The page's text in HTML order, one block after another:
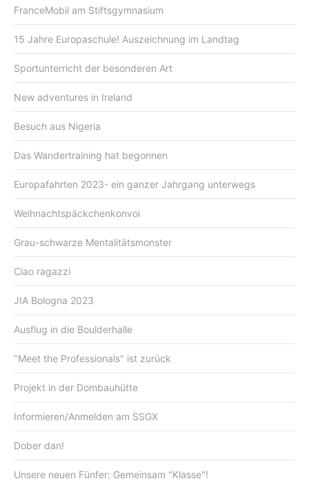
FranceMobil am Stiftsgymnasium
15 Jahre Europaschule! Auszeichnung im Landtag
Sportunterricht der besonderen Art
New adventures in Ireland
Besuch aus Nigeria
Das Wandertraining hat begonnen
Europafahrten 2023- ein ganzer Jahrgang unterwegs
Weihnachtspäckchenkonvoi
Grau-schwarze Mentalitätsmonster
Ciao ragazzi
JIA Bologna 2023
Ausflug in die Boulderhalle
"Meet the Professionals" ist zurück
Projekt in der Dombauhütte
Informieren/Anmelden am SSGX
Dober dan!
Unsere neuen Fünfer: Gemeinsam "Klasse"!